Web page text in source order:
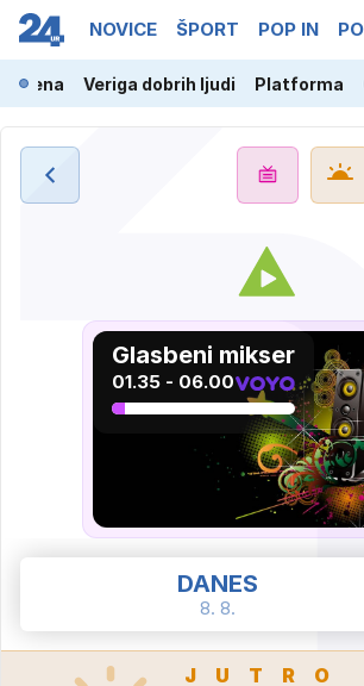
NOVICE ŠPORT POP IN
scena Veriga dobrih ljudi Platforma
Glasbeni mikser
01.35 - 06.00
DANES
8. 8.
JUTRO